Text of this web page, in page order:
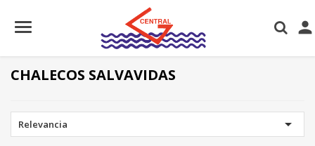

CHALECOS SALVAVIDAS
Relevancia 